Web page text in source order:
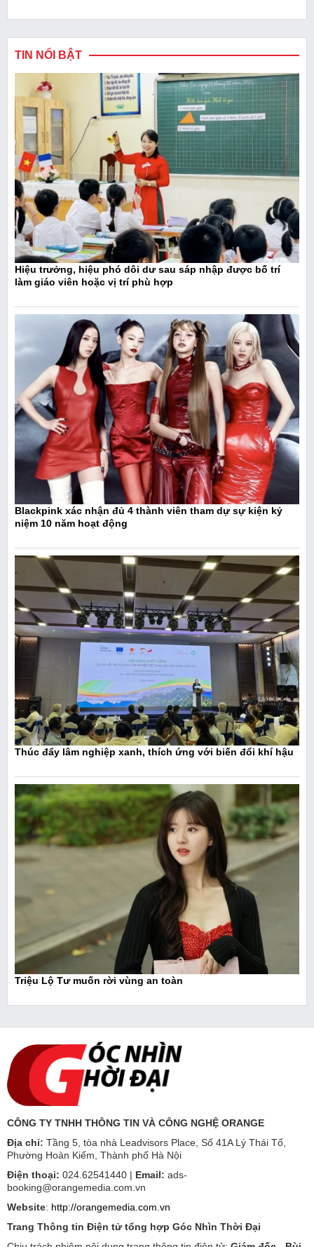
TIN NỔI BẬT
Hiệu trưởng, hiệu phó dôi dư sau sáp nhập được bố trí
làm giáo viên hoặc vị trí phù hợp
Blackpink xác nhận đủ 4 thành viên tham dự sự kiện kỷ
niệm 10 năm hoạt động
Thúc đẩy lâm nghiệp xanh, thích ứng với biến đổi khí hậu
Triệu Lộ Tư muốn rời vùng an toàn
CÔNG TY TNHH THÔNG TIN VÀ CÔNG NGHỆ ORANGE
Địa chỉ: Tầng 5, tòa nhà Leadvisors Place, Số 41A Lý Thái Tổ,
Phường Hoàn Kiếm, Thành phố Hà Nội
Điện thoại: 024.62541440 | Email: ads-
booking@orangemedia.com.vn
Website: http://orangemedia.com.vn
Trang Thông tin Điện tử tổng hợp Góc Nhìn Thời Đại